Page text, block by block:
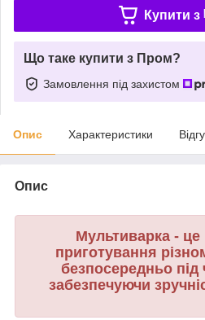
Купити з
Що таке купити з Пром?
Замовлення під захистом
Опис Характеристики
Опис
Мультиварка - це
приготування
безпосередньо під
забезпечуючи